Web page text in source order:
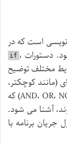
نویسی است که در
دستورات
if ،
مختلف توضیح
(مانند کوچکتر،
بزرگتر، مساوی) و عملگرهای منطقی (مانند AND، OR، NOT) که
آشنا می شود.
برنامه با